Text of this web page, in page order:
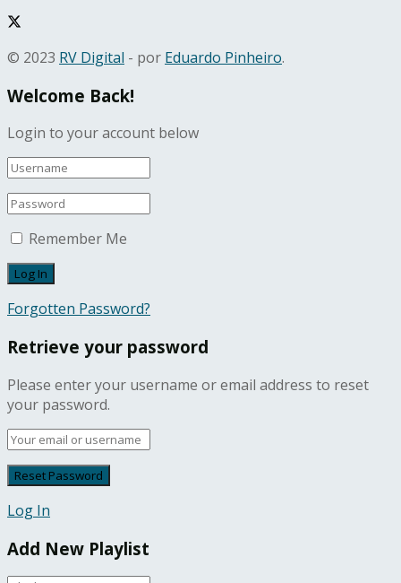
© 2023 RV Digital - por Eduardo Pinheiro.
Welcome Back!
Login to your account below
Remember Me
Forgotten Password?
Retrieve your password
Please enter your username or email address to reset
your password.
Log In
Add New Playlist